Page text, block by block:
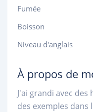
Fumée
Boisson
Niveau d'anglais
À propos de
J'ai grandi avec
des exemples dans